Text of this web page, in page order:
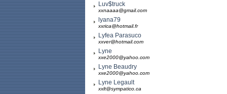
Luv$truck
xxnaaaa@gmail.com
lyana79
xxrica@hotmail.fr
Lyfea Parasuco
xxver@hotmail.com
Lyne
xxe2000@yahoo.com
Lyne Beaudry
xxe2000@yahoo.com
Lyne Legault
xxlt@sympatico.ca